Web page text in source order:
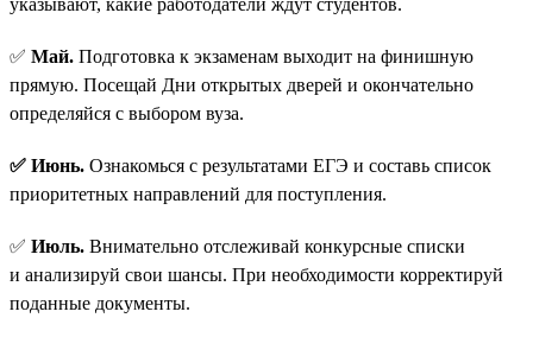
✅ Май. Подготовка к экзаменам выходит на финишную
прямую. Посещай Дни открытых дверей и окончательно
определяйся с выбором вуза.
✅ Июнь. Ознакомься с результатами ЕГЭ и составь список
приоритетных направлений для поступления.
✅ Июль. Внимательно отслеживай конкурсные списки
и анализируй свои шансы. При необходимости корректируй
поданные документы.